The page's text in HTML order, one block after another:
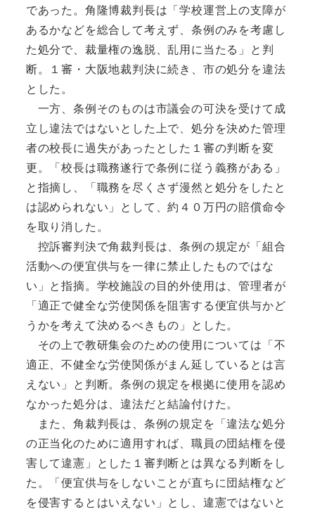
であった。角隆博裁判長は「学校運営上の支障が
あるかなどを総合して考えず、条例のみを考慮し
た処分で、裁量権の逸脱、乱用に当たる」と判
断。１審・大阪地裁判決に続き、市の処分を違法
とした。
一方、条例そのものは市議会の可決を受けて成
立し違法ではないとした上で、処分を決めた管理
者の校長に過失があったとした１審の判断を変
更。「校長は職務遂行で条例に従う義務がある」
と指摘し、「職務を尽くさず漫然と処分をしたと
は認められない」として、約４０万円の賠償命令
を取り消した。
控訴審判決で角裁判長は、条例の規定が「組合
活動への便宜供与を一律に禁止したものではな
い」と指摘。学校施設の目的外使用は、管理者が
「適正で健全な労使関係を阻害する便宜供与かど
うかを考えて決めるべきもの」とした。
その上で教研集会のための使用については「不
適正、不健全な労使関係がまん延しているとは言
えない」と判断。条例の規定を根拠に使用を認め
なかった処分は、違法だと結論付けた。
また、角裁判長は、条例の規定を「違法な処分
の正当化のために適用すれば、職員の団結権を侵
害して違憲」とした１審判断とは異なる判断をし
た。「便宜供与をしないことが直ちに団結権など
を侵害するとはいえない」とし、違憲ではないと